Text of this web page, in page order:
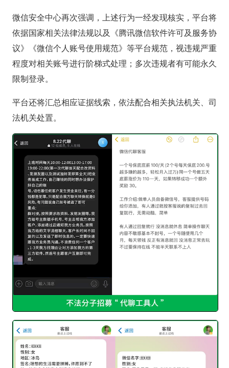
微信安全中心再次强调，上述行为一经发现核实，平台将
依据国家相关法律法规以及《腾讯微信软件许可及服务协
议》《微信个人账号使用规范》等平台规范，视违规严重
程度对相关账号进行阶梯式处理；多次违规者有可能永久
限制登录。
平台还将汇总相应证据线索，依法配合相关执法机关、司
法机关处置。